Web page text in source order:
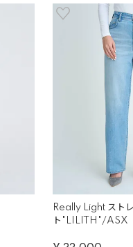
Really Light スト
ト"LILITH"/ASX